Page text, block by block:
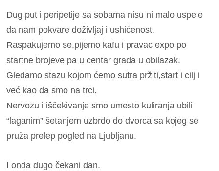
Dug put i peripetije sa sobama nisu ni malo uspele
da nam pokvare doživljaj i ushićenost.
Raspakujemo se,pijemo kafu i pravac expo po
startne brojeve pa u centar grada u obilazak.
Gledamo stazu kojom ćemo sutra pržiti,start i cilj i
već kao da smo na trci.
Nervozu i iščekivanje smo umesto kuliranja ubili
“laganim” šetanjem uzbrdo do dvorca sa kojeg se
pruža prelep pogled na Ljubljanu.
I onda dugo čekani dan.